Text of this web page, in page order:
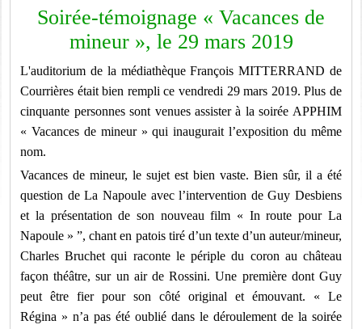
Soirée-témoignage « Vacances de
mineur », le 29 mars 2019
L'auditorium de la médiathèque François MITTERRAND de
Courrières était bien rempli ce vendredi 29 mars 2019. Plus de
cinquante personnes sont venues assister à la soirée APPHIM
« Vacances de mineur » qui inaugurait l’exposition du même
nom.
Vacances de mineur, le sujet est bien vaste. Bien sûr, il a été
question de La Napoule avec l’intervention de Guy Desbiens
et la présentation de son nouveau film « In route pour La
Napoule » ”, chant en patois tiré d’un texte d’un auteur/mineur,
Charles Bruchet qui raconte le périple du coron au château
façon théâtre, sur un air de Rossini. Une première dont Guy
peut être fier pour son côté original et émouvant. « Le
Régina » n’a pas été oublié dans le déroulement de la soirée